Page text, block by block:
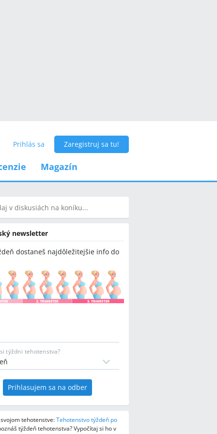
Prihlás sa Zaregistruj sa tu!
Magazín
newsletter
dostaneš najdôležitejšie info do
týždni tehotenstva?
Prihlasujem sa na odber
tehotenstve:Tehotenstvo týždeň po
týždeň tehotenstva? Vypočítaj si ho v